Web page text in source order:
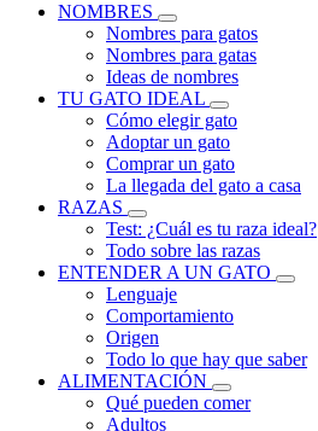
NOMBRES
Nombres para gatos
Nombres para gatas
Ideas de nombres
TU GATO IDEAL
Cómo elegir gato
Adoptar un gato
Comprar un gato
La llegada del gato a casa
RAZAS
Test: ¿Cuál es tu raza ideal?
Todo sobre las razas
ENTENDER A UN GATO
Lenguaje
Comportamiento
Origen
Todo lo que hay que saber
ALIMENTACIÓN
Qué pueden comer
Adultos